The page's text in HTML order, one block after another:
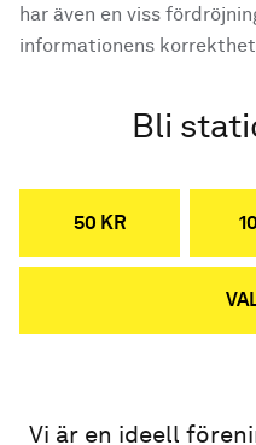
har även en viss
informationens
Bli
50 KR
Vi är en ideell